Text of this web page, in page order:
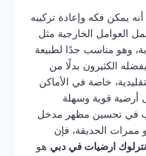
يمكن فكه وإعادة تركيبه
العوامل الخارجية مثل
وهو مناسب جدًا لطبيعة
الكثيرون بدلًا من
خاصة في الأماكن
أرضية قوية وسهلة
في تحسين مظهر مدخل
ممرات الحديقة، فإن
ارضيات في دبي هو